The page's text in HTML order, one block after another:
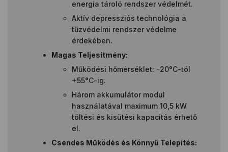
energia tároló rendszer védelmét.
Aktív depressziós technológia a
tűzvédelmi rendszer védelme
érdekében.
Magas Teljesítmény:
Működési hőmérséklet: -20°C-tól
+55°C-ig.
Három akkumulátor modul
használatával maximum 10,5 kW
töltési és kisütési kapacitás érhető
el.
Csendes Működés és Könnyű Telepítés: